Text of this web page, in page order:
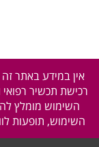
אין במידע באתר
רכישת תכשיר רפואי
השימוש מומלץ
השימוש, תופעות